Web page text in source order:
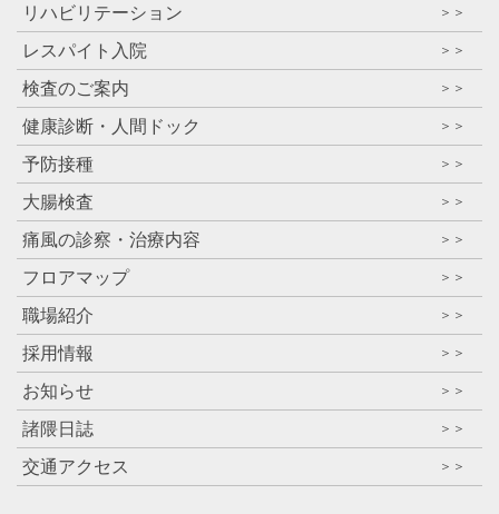
リハビリテーション ＞＞
レスパイト入院 ＞＞
検査のご案内 ＞＞
健康診断・人間ドック ＞＞
予防接種 ＞＞
大腸検査 ＞＞
痛風の診察・治療内容 ＞＞
フロアマップ ＞＞
職場紹介 ＞＞
採用情報 ＞＞
お知らせ ＞＞
諸隈日誌 ＞＞
交通アクセス ＞＞